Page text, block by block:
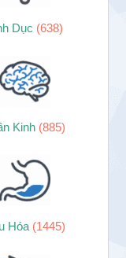
Dục (638)
Kinh (885)
Hóa (1445)